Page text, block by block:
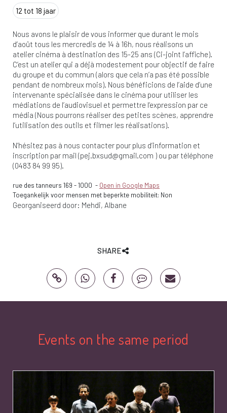
12 tot 18 jaar
Nous avons le plaisir de vous informer que durant le mois
d’août tous les mercredis de 14 à 16h, nous réalisons un
atelier cinéma à destination des 15-25 ans (Ci-joint l’affiche).
C’est un atelier qui a déjà modestement pour objectif de faire
du groupe et du commun (alors que cela n’a pas été possible
pendant de nombreux mois). Nous bénéficions de l’aide d’une
intervenante spécialisée dans le cinéma pour utiliser les
médiations de l’audiovisuel et permettre l’expression par ce
média (Nous pourrons réaliser des petites scènes, apprendre
l’utilisation des outils et filmer les réalisations).
N’hésitez pas à nous contacter pour plus d’information et
inscription par mail (pej.bxsud@gmail.com ) ou par téléphone
(0483 84 99 95).
rue des tanneurs 169 -1000 - Open in Google Maps
Toegankelijk voor mensen met beperkte mobiliteit: Non
Georganiseerd door: Mehdi Albane
SHARE
Events on the same period